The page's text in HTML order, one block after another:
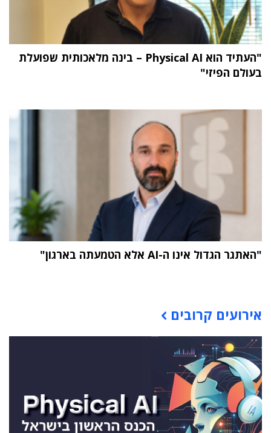
"העתיד הוא Physical AI – בינה מלאכותית שפועלת
בעולם הפיזי"
"האתגר הגדול אינו ה-AI אלא הטמעתה בארגון"
אירועים קרובים